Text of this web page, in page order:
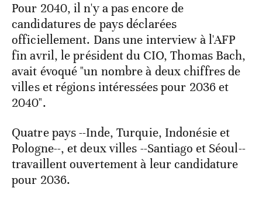
Pour 2040, il n'y a pas encore de
candidatures de pays déclarées
officiellement. Dans une interview à l'AFP
fin avril, le président du CIO, Thomas Bach,
avait évoqué "un nombre à deux chiffres de
villes et régions intéressées pour 2036 et
2040".
Quatre pays --Inde, Turquie, Indonésie et
Pologne--, et deux villes --Santiago et Séoul--
travaillent ouvertement à leur candidature
pour 2036.